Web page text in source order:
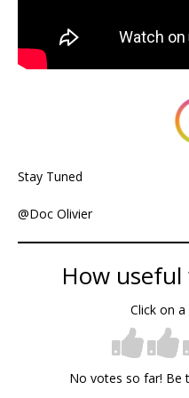
Stay Tuned
@Doc Olivier
How
Click on
No votes so far! Be